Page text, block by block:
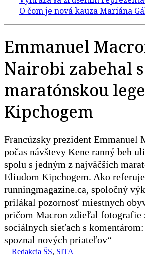
Emmanuel
Nairobi zabehal s
maratónskou
Kipchogem
Francúzsky prezident Emmanuel
počas návštevy Kene ranný beh
spolu s jedným z najväčších
Eliudom Kipchogem. Ako
runningmagazine.ca, spoločný
prilákal pozornosť miestnych
pričom Macron zdieľal fotografie
sociálnych sieťach s
spoznal nových priateľov“
Redakcia ŠS, SITA